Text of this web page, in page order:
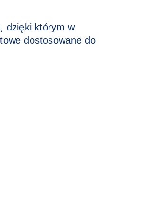
dzięki którym w
dostosowane do